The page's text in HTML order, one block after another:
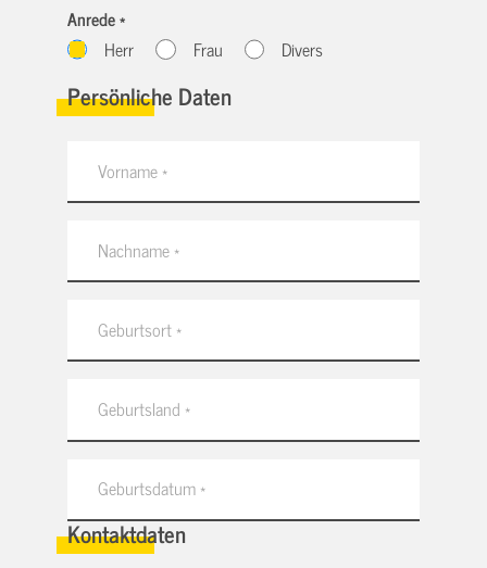
Anrede *
Herr
Frau Divers
Persönliche Daten
Kontaktdaten